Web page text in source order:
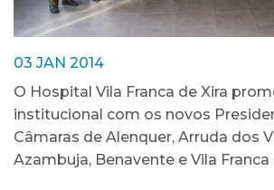
03 JAN 2014
O Hospital Vila Franca de Xira
institucional com os novos
Câmaras de Alenquer, Arruda dos
Azambuja, Benavente e Vila Franca